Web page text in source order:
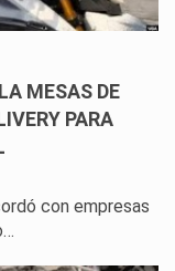
MESAS DE
PARA
con empresas